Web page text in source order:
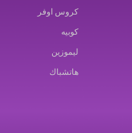
كروس اوفر
كوبيه
ليموزين
هاتشباك